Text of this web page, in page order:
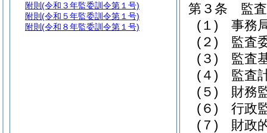
第３条
監
(１)
事務
(２)
監査
(３)
監査
(４)
監査
(５)
財務
(６)
行政
(７)
財政
附則 (令和３年監委訓令第１号)
附則 (令和５年監委訓令第１号)
附則 (令和８年監委訓令第１号)